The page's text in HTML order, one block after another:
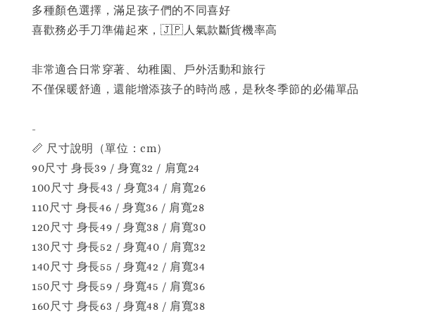
多種顏色選擇，滿足孩子們的不同喜好
喜歡務必手刀準備起來，🇯🇵人氣款斷貨機率高
非常適合日常穿著、幼稚園、戶外活動和旅行
不僅保暖舒適，還能增添孩子的時尚感，是秋冬季節的必備單品
-
📏 尺寸說明（單位：cm）
90尺寸 身長39 / 身寬32 / 肩寬24
100尺寸 身長43 / 身寬34 / 肩寬26
110尺寸 身長46 / 身寬36 / 肩寬28
120尺寸 身長49 / 身寬38 / 肩寬30
130尺寸 身長52 / 身寬40 / 肩寬32
140尺寸 身長55 / 身寬42 / 肩寬34
150尺寸 身長59 / 身寬45 / 肩寬36
160尺寸 身長63 / 身寬48 / 肩寬38